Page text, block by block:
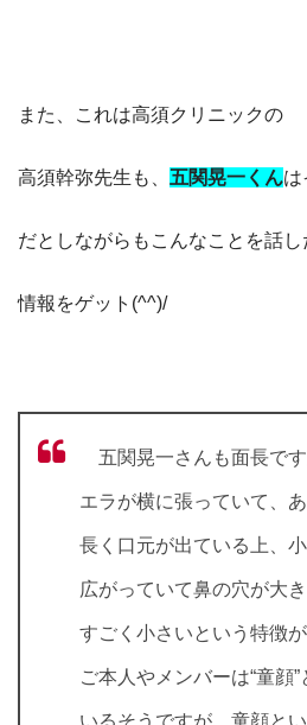
また、これは高須クリニックの
高須幹弥先生も、 五関晃一くんは
だとしながらもこんなことを話し
情報をゲット(^^)/
五関晃一さんも面長です
エラが横に張っていて、
長く口元が出ている上、
広がっていて鼻の穴が大
すごく小さいという特徴が
ご本人やメンバーは“童顔”
いるそうですが、童顔とい